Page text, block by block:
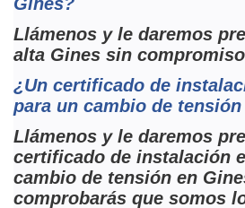
Llámenos y le daremos
alta Gines sin
¿Un certificado de
para un cambio de
Llámenos y le daremos
certificado de instalación
cambio de tensión en
comprobarás que somos